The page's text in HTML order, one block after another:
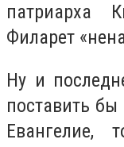
патриарха
Филарет
Ну и
поставить